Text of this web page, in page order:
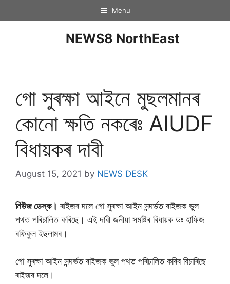
Menu
NEWS8 NorthEast
গাে সুৰক্ষা আইনে মুছলমানৰ
কােনাে ক্ষতি নকৰেঃ AIUDF
বিধায়কৰ দাবী
August 15, 2021 by NEWS DESK
নিউজ ডেস্ক। ৰাইজৰ দলে গো সুৰক্ষা আইন সন্দৰ্ভত ৰাইজক ভুল
পথত পৰিচালিত কৰিছে। এই দাবী জনীয়া সমষ্টিৰ বিধায়ক ডঃ হাফিজ
ৰফিকুল ইছলামৰ।
গো সুৰক্ষা আইন সন্দৰ্ভত ৰাইজক ভুল পথত পৰিচালিত কৰিব বিচাৰিছে
ৰাইজৰ দলে।